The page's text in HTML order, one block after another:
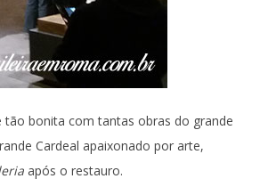
bonita com tantas obras do grande
Cardeal apaixonado por arte,
após o restauro.